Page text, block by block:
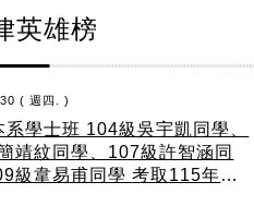
英雄榜
( 週四. )
系學士班 104級吳宇凱同學、
靖紋同學、107級許智涵同
易甫同學 考取115年地